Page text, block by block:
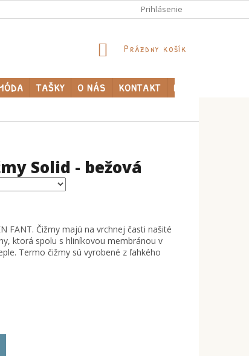
Prihlásenie
NÁKUPNÝ
Prázdny košík
TAŠKY O NÁS KONTAKT PREDÁVANÉ
Solid - bežová
FANT. Čižmy majú na vrchnej časti našité
ktorá spolu s hliníkovou membránou v
Termo čižmy sú vyrobené z ľahkého